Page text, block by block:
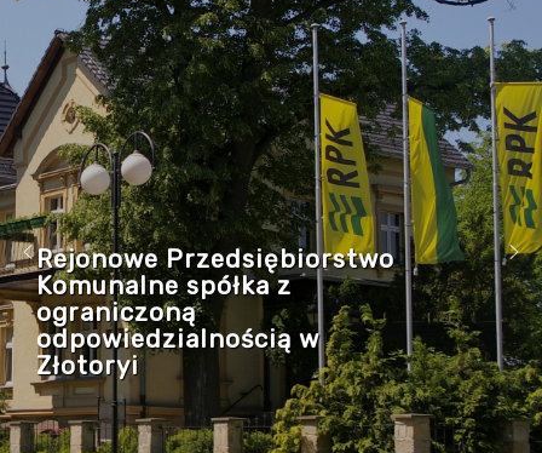
Rejonowe Przedsiębiorstwo
Komunalne spółka z
ograniczoną
odpowiedzialnością w
Złotoryi